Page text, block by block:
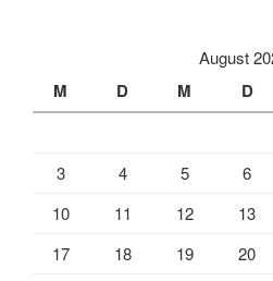
o
n
August
M D M D
3
4 5 6
10
11 12 13
17
18 19 20